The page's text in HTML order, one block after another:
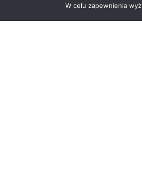
W celu zapewnienia